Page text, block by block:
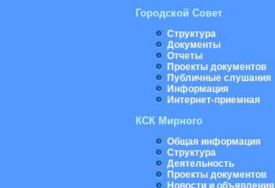
Городской Совет
Структура
Документы
Отчеты
Проекты документов
Публичные слушания
Информация
Интернет-приемная
КСК Мирного
Общая информация
Структура
Деятельность
Проекты документов
Новости и объявления